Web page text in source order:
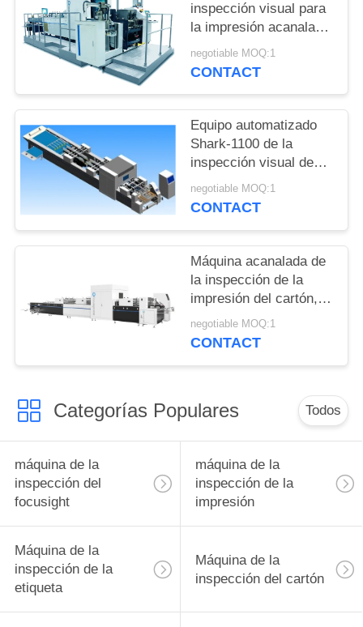
SITIO
PRIVACY
POLICY
inspección visual para
la impresión acanalada
de la caja del vino
deserta la detección
negotiable MOQ:1
CONTACT
Equipo automatizado
Shark-1100 de la
inspección visual de
Focusight para las
cajas acanaladas
negotiable MOQ:1
CONTACT
Máquina acanalada de
la inspección de la
impresión del cartón,
máquina automatizada
de la inspección visual
negotiable MOQ:1
CONTACT
Categorías Populares Todos
máquina de la
inspección del
focusight
máquina de la
inspección de la
impresión
Máquina de la
inspección de la
etiqueta
Máquina de la
inspección del cartón